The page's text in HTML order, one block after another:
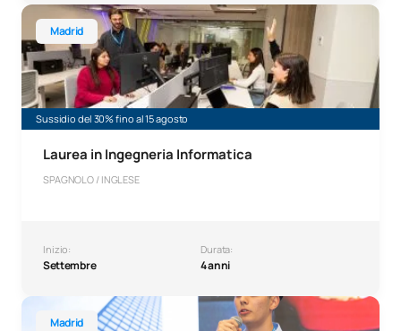
Madrid
Sussidio del 30% fino al 15 agosto
Laurea in Ingegneria Informatica
SPAGNOLO / INGLESE
Inizio:
Settembre
Durata:
4 anni
Laurea in Ingegneria Informatica
Madrid
Laurea in Relazioni internazionali